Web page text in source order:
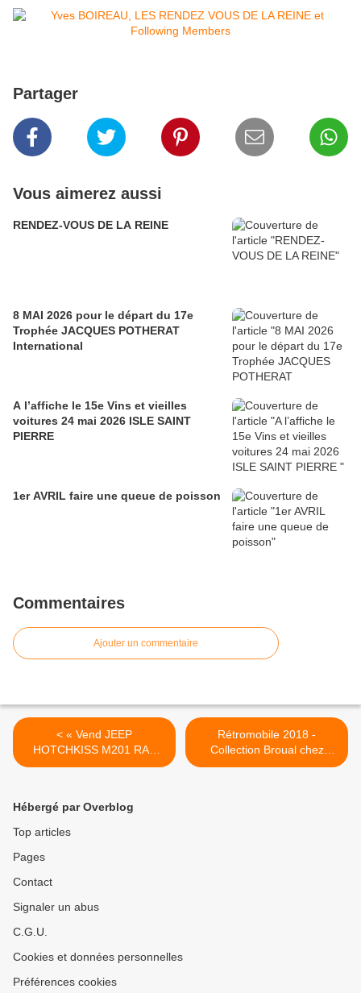
Partager
Vous aimerez aussi
RENDEZ-VOUS DE LA REINE
8 MAI 2026 pour le départ du 17e
Trophée JACQUES POTHERAT
International
A l’affiche le 15e Vins et vieilles
voitures 24 mai 2026 ISLE SAINT
PIERRE
1er AVRIL faire une queue de poisson
Commentaires
Ajouter un commentaire
< « Vend JEEP
HOTCHKISS M201 RAF
bleu »
Rétromobile 2018 -
Collection Broual chez
Artcurial, 75015 Paris
Hébergé par Overblog
Top articles
Pages
Contact
Signaler un abus
C.G.U.
Cookies et données personnelles
Préférences cookies